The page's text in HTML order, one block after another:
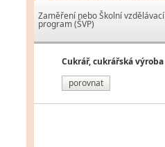
Zaměření nebo Školní vzdělávací
program (ŠVP)
Cukrář, cukrářská výroba
porovnat